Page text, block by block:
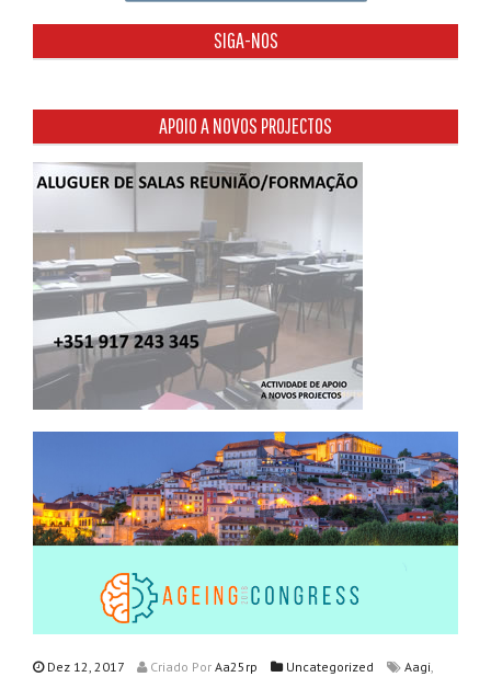
SIGA-NOS
APOIO A NOVOS PROJECTOS
Dez 12, 2017 Criado Por Aa25rp Uncategorized Aagi,